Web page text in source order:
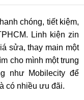
chóng, tiết kiệm,
Linh kiện zin
sửa, thay main một
cho mình một trung
như Mobilecity để
có nhiều ưu đãi.